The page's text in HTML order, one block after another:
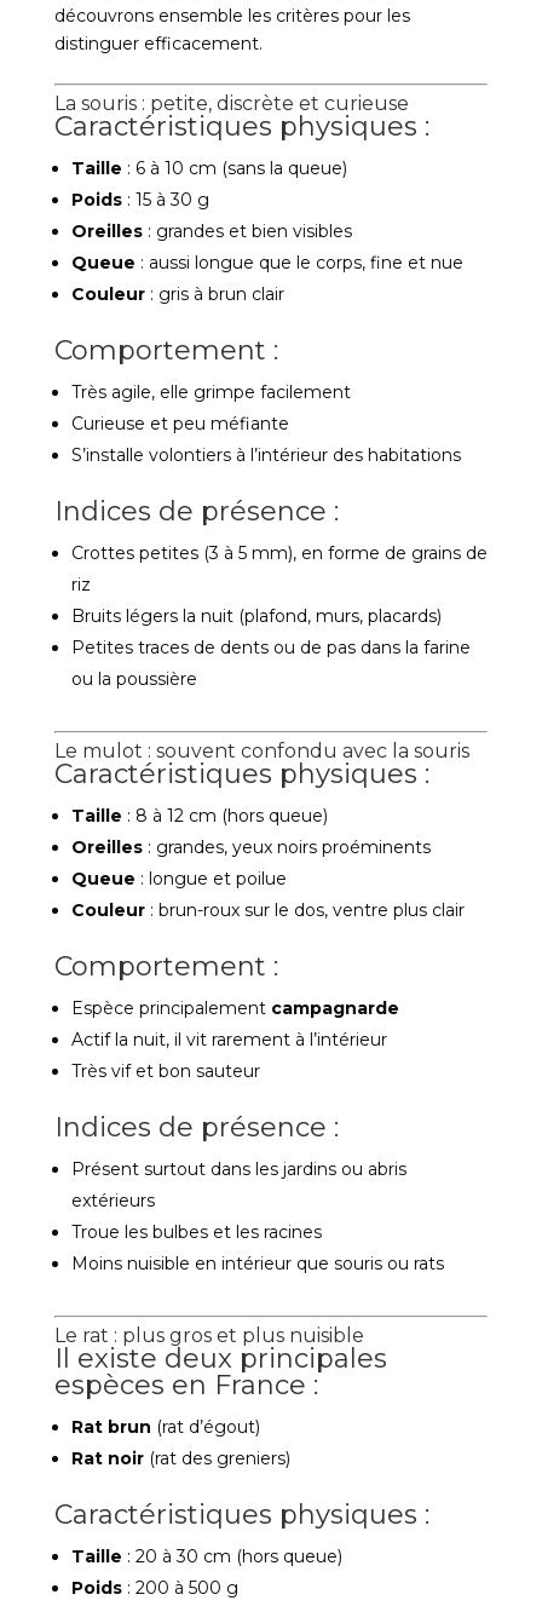
découvrons ensemble les critères pour les
distinguer efficacement.
La souris : petite, discrète et curieuse
Caractéristiques physiques :
Taille : 6 à 10 cm (sans la queue)
Poids: 15 à 30 g
Oreilles: grandes et bien visibles
Queue : aussi longue que le corps, fine et nue
Couleur: gris à brun clair
Comportement :
Très agile, elle grimpe facilement
Curieuse et peu méfiante
S’installe volontiers à l’intérieur des habitations
Indices de présence :
Crottes petites (3 à 5 mm), en forme de grains de
riz
Bruits légers la nuit (plafond, murs, placards)
Petites traces de dents ou de pas dans la farine
ou la poussière
Le mulot : souvent confondu avec la souris
Caractéristiques physiques :
Taille : 8 à 12 cm (hors queue)
Oreilles: grandes, yeux noirs proéminents
Queue : longue et poilue
Couleur: brun-roux sur le dos, ventre plus clair
Comportement :
Espèce principalement campagnarde
Actif la nuit, il vit rarement à l’intérieur
Très vif et bon sauteur
Indices de présence :
Présent surtout dans les jardins ou abris
extérieurs
Troue les bulbes et les racines
Moins nuisible en intérieur que souris ou rats
Le rat : plus gros et plus nuisible
Il existe deux principales
espèces en France :
Rat brun (rat d’égout)
Rat noir(rat des greniers)
Caractéristiques physiques :
Taille : 20 à 30 cm (hors queue)
Poids: 200 à 500 g